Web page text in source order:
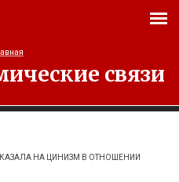
связи
НА ЦИНИЗМ В ОТНОШЕНИИ